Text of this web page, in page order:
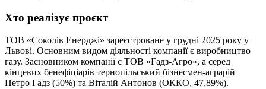
Хто реалізує проєкт
ТОВ «Соколів Енерджі» зареєстроване у грудні 2025 року у
Львові. Основним видом діяльності компанії є виробництво
газу. Засновником компанії є ТОВ «Гадз-Агро», а серед
кінцевих бенефіціарів тернопільський бізнесмен-аграрій
Петро Гадз (50%) та Віталій Антонов (ОККО, 47,89%).